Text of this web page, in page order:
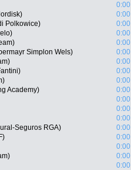
0:00
0:00
Polkowice)
0:00
0:00
0:00
Simplon Wels)
0:00
0:00
0:00
0:00
Academy)
0:00
0:00
0:00
0:00
Seguros RGA)
0:00
0:00
0:00
0:00
0:00